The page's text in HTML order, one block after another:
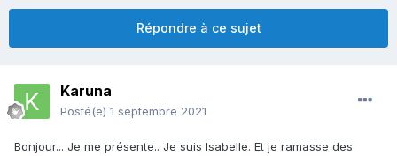
Répondre à ce sujet
Karuna
Posté(e) 1 septembre 2021
Bonjour... Je me présente.. Je suis Isabelle. Et je ramasse des